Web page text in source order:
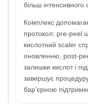
більш
Комплекс
протокол: pre-peel
кислотний scaler
оновленню, post-
залишки кислот і
завершує
бар’єрною